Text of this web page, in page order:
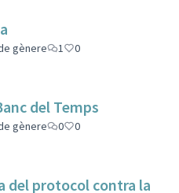
gènere 1 0
del Temps
gènere 0 0
del protocol contra la